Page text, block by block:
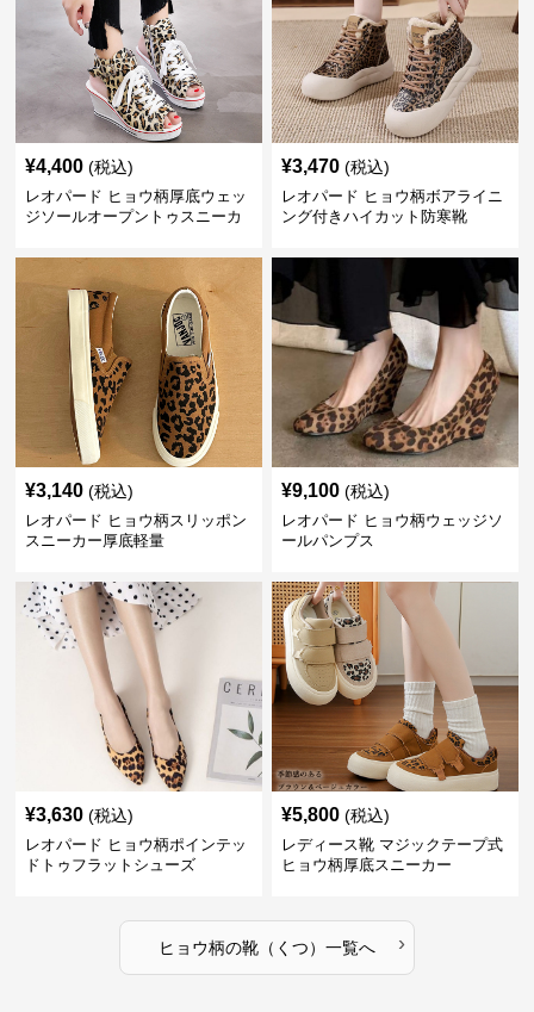
¥4,400 (税込)
レオパード ヒョウ柄厚底ウェッ
ジソールオープントゥスニーカ
¥3,470 (税込)
レオパード ヒョウ柄ボアライニ
ング付きハイカット防寒靴
¥3,140 (税込)
レオパード ヒョウ柄スリッポン
スニーカー厚底軽量
¥9,100 (税込)
レオパード ヒョウ柄ウェッジソ
ールパンプス
¥3,630 (税込)
レオパード ヒョウ柄ポインテッ
ドトゥフラットシューズ
¥5,800 (税込)
レディース靴 マジックテープ式
ヒョウ柄厚底スニーカー
ヒョウ柄の靴（くつ） 一覧へ ›